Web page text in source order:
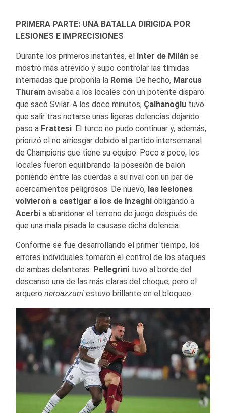
PRIMERA PARTE: UNA BATALLA DIRIGIDA POR
LESIONES E IMPRECISIONES
Durante los primeros instantes, el Inter de Milán se
mostró más atrevido y supo controlar las tímidas
internadas que proponía la Roma. De hecho, Marcus
Thuram avisaba a los locales con un potente disparo
que sacó Svilar. A los doce minutos, Çalhanoğlu tuvo
que salir tras notarse unas ligeras dolencias dejando
paso a Frattesi. El turco no pudo continuar y, además,
priorizó el no arriesgar debido al partido intersemanal
de Champions que tiene su equipo. Poco a poco, los
locales fueron equilibrando la posesión de balón
poniendo entre las cuerdas a su rival con un par de
acercamientos peligrosos. De nuevo, las lesiones
volvieron a castigar a los de Inzaghi obligando a
Acerbi a abandonar el terreno de juego después de
que una mala pisada le causase dicha dolencia.
Conforme se fue desarrollando el primer tiempo, los
errores individuales tomaron el control de los ataques
de ambas delanteras. Pellegrini tuvo al borde del
descanso una de las más claras del choque, pero el
arquero neroazzurri estuvo brillante en el bloqueo.